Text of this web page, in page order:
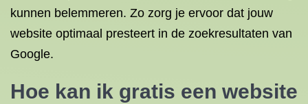
kunnen belemmeren. Zo zorg je ervoor dat jouw
website optimaal presteert in de zoekresultaten van
Google.
Hoe kan ik gratis een website